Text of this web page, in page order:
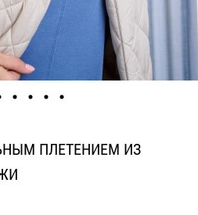
ПЛЕТЕНИЕМ ИЗ